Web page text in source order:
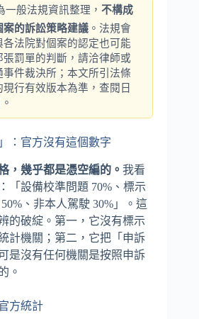
一般法規資訊整理， 不構成
的訴訟策略建議 。法規會
法院對個案的認定也可能
罰單的判斷，請洽律師或
件裁決所；本文所引法條
行有效版本為準，查閱日
：官方沒有這個數字
，幾乎都是憑空編的。 我看
「設備校準問題 70%、標示
、非本人駕駛 30%」。這
的破綻。第一，它沒有標示
計機關；第二，它把「申訴
是沒有任何機關是按照申訴
。
方統計